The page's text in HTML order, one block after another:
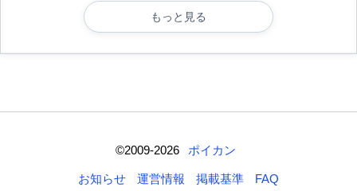
もっと見る
©2009-2026 ポイカン
お知らせ 運営情報 掲載基準 FAQ